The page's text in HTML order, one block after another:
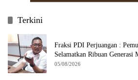
Terkini
Fraksi PDI Perjuangan :
Selamatkan Ribuan Generasi
05/08/2026